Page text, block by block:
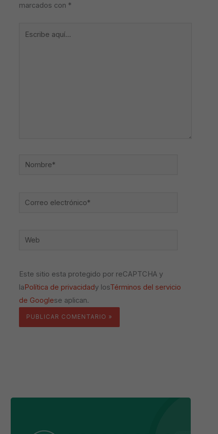
marcados con *
Nombre*
Correo
Web
Este sitio esta protegido por reCAPTCHA y
laPolítica de privacidady losTérminos del servicio
de Googlese aplican.